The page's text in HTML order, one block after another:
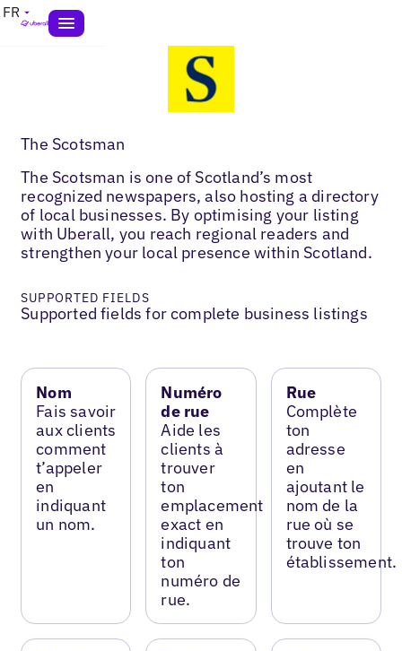
FR
The Scotsman
The Scotsman is one of Scotland’s most
recognized newspapers, also hosting a directory
of local businesses. By optimising your listing
with Uberall, you reach regional readers and
strengthen your local presence within Scotland.
SUPPORTED FIELDS
Supported fields for complete business listings
Nom
Fais savoir
aux clients
comment
t’appeler
en
indiquant
un nom.
Numéro
de rue
Aide les
clients à
trouver
ton
emplacement
exact en
indiquant
ton
numéro de
rue.
Rue
Complète
ton
adresse
en
ajoutant le
nom de la
rue où se
trouve ton
établissement.